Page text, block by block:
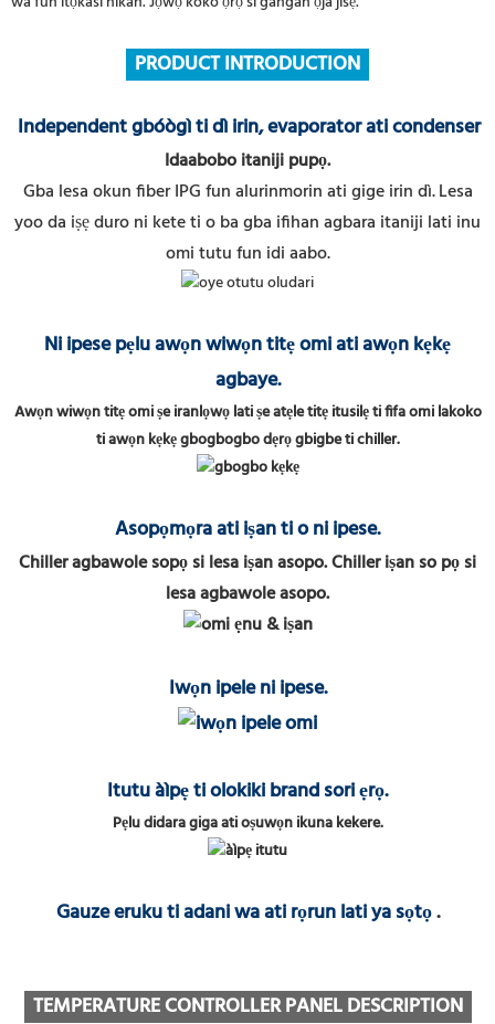
PRODUCT INTRODUCTION
Independent gbóògì ti dì irin, evaporator ati condenser
Idaabobo itaniji pupọ.
Gba lesa okun fiber IPG fun alurinmorin ati gige irin dì.Lesa
yoo da iṣẹ duro ni kete ti o ba gba ifihan agbara itaniji lati inu
omi tutu fun idi aabo.
Ni ipese pẹlu awọn wiwọn titẹ omi ati awọn kẹkẹ
agbaye.
Awọn wiwọn titẹ omi ṣe iranlọwọ lati ṣe atẹle titẹ itusilẹ ti fifa omi lakoko
ti awọn kẹkẹ gbogbogbo dẹrọ gbigbe ti chiller.
Asopọmọra ati iṣan ti o ni ipese.
Chiller agbawole sopọ si lesa iṣan asopo. Chiller iṣan so pọ si
lesa agbawole asopo.
Iwọn ipele ni ipese.
Itutu àìpẹ ti olokiki brand sori ẹrọ.
Pẹlu didara giga ati oṣuwọn ikuna kekere.
Gauze eruku ti adani wa ati rọrun lati ya sọtọ.
TEMPERATURE CONTROLLER PANEL DESCRIPTION